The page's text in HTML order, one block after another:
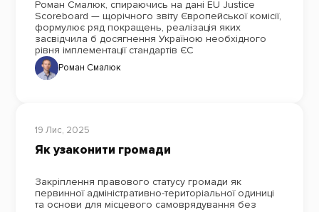
Роман Смалюк, спираючись на дані EU Justice
Scoreboard — щорічного звіту Європейської комісії,
формулює ряд покращень, реалізація яких
засвідчила б досягнення Україною необхідного
рівня імплементації стандартів ЄС
Роман Смалюк
19 Лис, 2025
Як узаконити громади
Закріплення правового статусу громади як
первинної адміністративно-територіальної одиниці
та основи для місцевого самоврядування без